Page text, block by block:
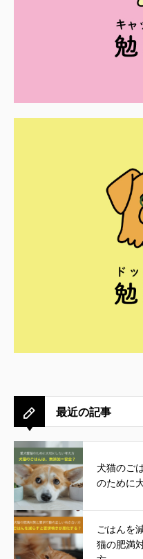
最近の記事
犬猫のご
のために
ごはんを
猫の肥満